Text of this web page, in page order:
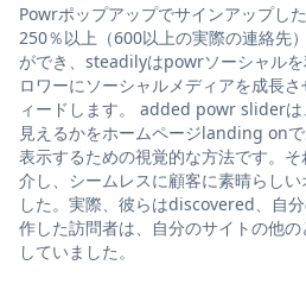
Powrポップアップでサインアップし
250％以上（600以上の実際の連絡先
ができ、steadilyはpowrソーシャル
ロワーにソーシャルメディアを成長
ィードします。 added powr sliderは
見えるかをホームページlanding on
表示するための視覚的な方法です。
介し、シームレスに顧客に素晴らし
した。実際、彼らはdiscovered、自
作した訪問者は、自分のサイトの他
していました。